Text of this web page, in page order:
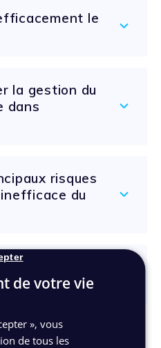
le
la gestion du
dans
risques
du
adopter
de vrac ?
de votre vie
», vous
de tous les